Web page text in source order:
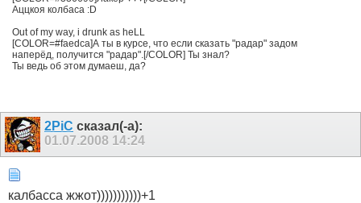
Аццкоя колбаса :D
Out of my way, i drunk as heLL
[COLOR=#faedca]А ты в курсе, что если сказать "радар" задом
наперёд, получится "радар".[/COLOR] Ты знал?
Ты ведь об этом думаеш, да?
2PiC сказал(-а):
01.07.2008 14:24
калбасса жжот)))))))))))+1